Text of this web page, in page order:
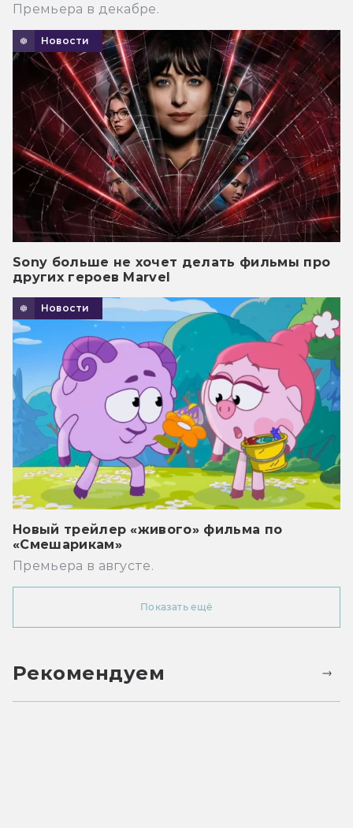
Премьера в декабре.
Новости
Sony больше не хочет делать фильмы про
других героев Marvel
Новости
Новый трейлер «живого» фильма по
«Смешарикам»
Премьера в августе.
Показать ещё
Рекомендуем